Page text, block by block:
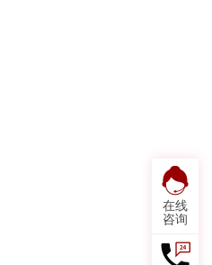
在线
咨询